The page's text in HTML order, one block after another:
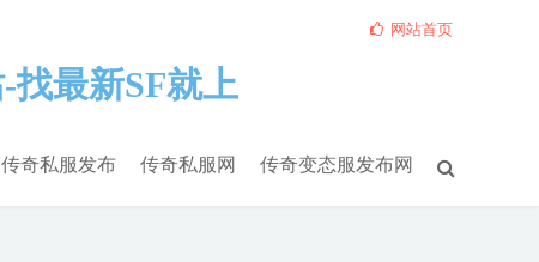
传奇私服发布 传奇私服网 传奇变态服发布网
网站首页